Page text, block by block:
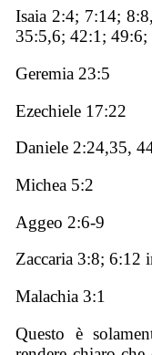
Isaia 2:4; 7:14;
35:5,6; 42:1;
Geremia 23:5
Ezechiele 17:22
Daniele 2:24,35,
Michea 5:2
Aggeo 2:6-9
Zaccaria 3:8; 6:12
Malachia 3:1
Questo è